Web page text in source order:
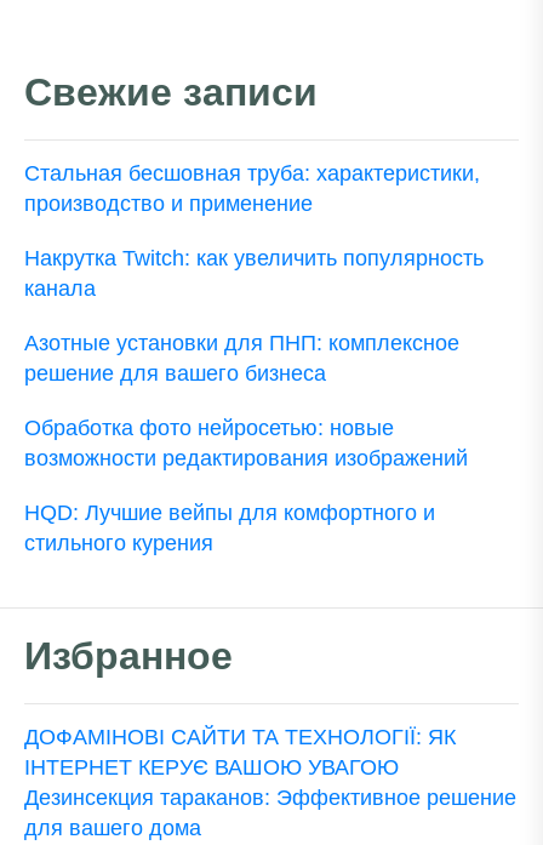
Свежие записи
Стальная бесшовная труба: характеристики,
производство и применение
Накрутка Twitch: как увеличить популярность
канала
Азотные установки для ПНП: комплексное
решение для вашего бизнеса
Обработка фото нейросетью: новые
возможности редактирования изображений
HQD: Лучшие вейпы для комфортного и
стильного курения
Избранное
ДОФАМІНОВІ САЙТИ ТА ТЕХНОЛОГІЇ: ЯК
ІНТЕРНЕТ КЕРУЄ ВАШОЮ УВАГОЮ
Дезинсекция тараканов: Эффективное решение
для вашего дома